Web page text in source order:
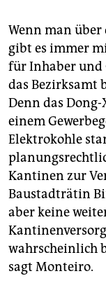
Wenn man
gibt es immer
für Inhaber und
das Bezirksamt
Denn das
einem
Elektrokohle
Kantinen zur
Baustadträtin
aber keine
wahrscheinlich
sagt Monteiro.